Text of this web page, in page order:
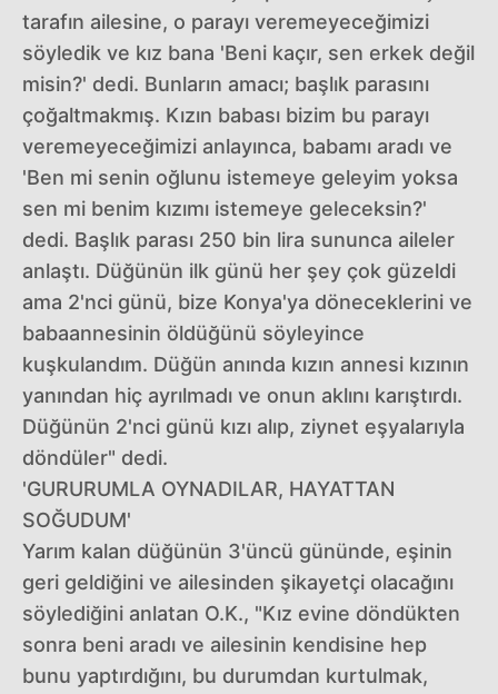
tarafın ailesine, o parayı veremeyeceğimizi
söyledik ve kız bana 'Beni kaçır, sen erkek değil
misin?' dedi. Bunların amacı; başlık parasını
çoğaltmakmış. Kızın babası bizim bu parayı
veremeyeceğimizi anlayınca, babamı aradı ve
'Ben mi senin oğlunu istemeye geleyim yoksa
sen mi benim kızımı istemeye geleceksin?'
dedi. Başlık parası 250 bin lira sununca aileler
anlaştı. Düğünün ilk günü her şey çok güzeldi
ama 2'nci günü, bize Konya'ya döneceklerini ve
babaannesinin öldüğünü söyleyince
kuşkulandım. Düğün anında kızın annesi kızının
yanından hiç ayrılmadı ve onun aklını karıştırdı.
Düğünün 2'nci günü kızı alıp, ziynet eşyalarıyla
döndüler" dedi.
'GURURUMLA OYNADILAR, HAYATTAN
SOĞUDUM'
Yarım kalan düğünün 3'üncü gününde, eşinin
geri geldiğini ve ailesinden şikayetçi olacağını
söylediğini anlatan O.K., "Kız evine döndükten
sonra beni aradı ve ailesinin kendisine hep
bunu yaptırdığını, bu durumdan kurtulmak,